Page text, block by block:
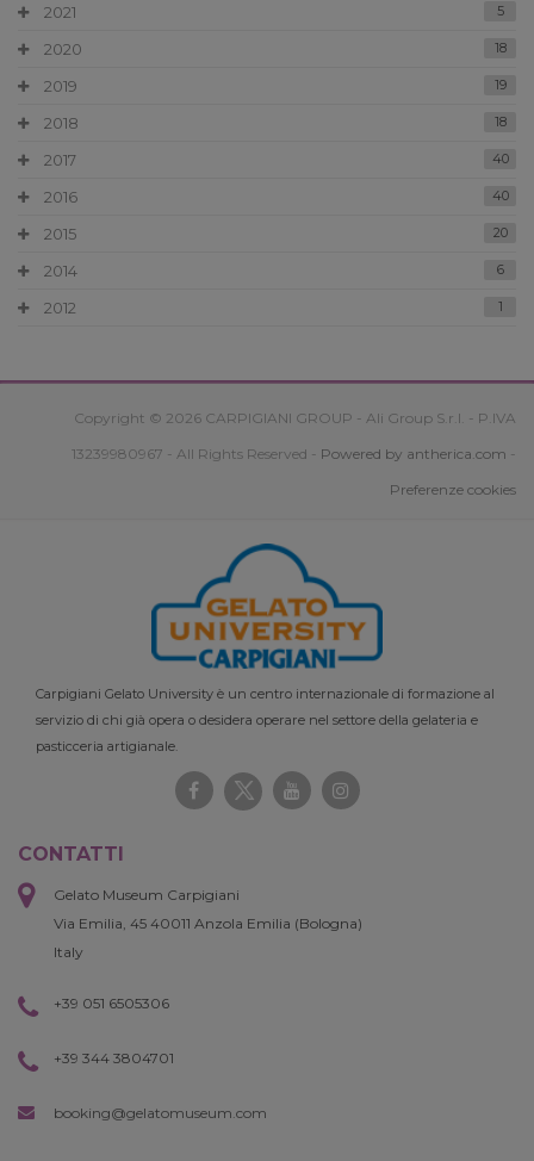
2021 5
2020 18
2019 19
2018 18
2017 40
2016 40
2015 20
2014 6
2012 1
Copyright © 2026 CARPIGIANI GROUP - Ali Group S.r.l. - P.IVA
13239980967 - All Rights Reserved - Powered by antherica.com -
Preferenze cookies
Carpigiani Gelato University è un centro internazionale di formazione al
servizio di chi già opera o desidera operare nel settore della gelateria e
pasticceria artigianale.
CONTATTI
Gelato Museum Carpigiani
Via Emilia, 45 40011 Anzola Emilia (Bologna)
Italy
+39 051 6505306
+39 344 3804701
booking@gelatomuseum.com